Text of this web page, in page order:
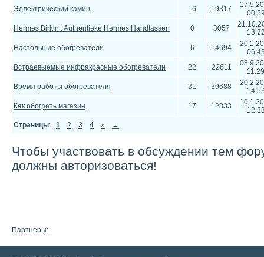
Эллектрический камин
16 19317
Hermes Birkin : Authentieke Hermes Handtassen
0 3057
Настольные обогреватели
6 14694
Встраевыемые инфракрасные обогреватели
22 22611
11:29
Время работы обогревателя
31 39688
Как обогреть магазин
17 12833
Страницы: 1 2 3 4 » →
Чтобы участвовать в обсуждении тем
должны авторизоваться!
Партнеры: